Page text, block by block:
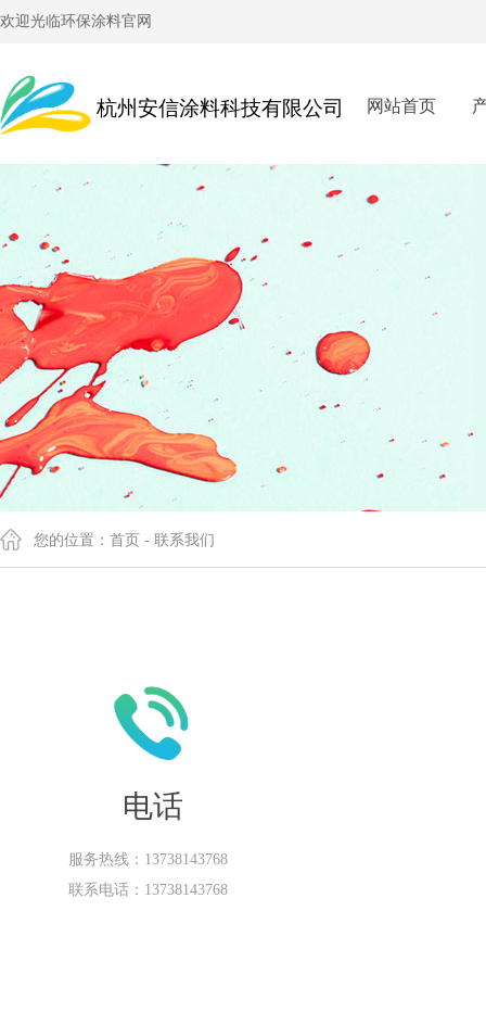
电话
服务热线：13738143768
联系电话：13738143768
欢迎光临环保涂料官网
网站首页
杭州安信涂料科技有限公司
您的位置：首页 - 联系我们